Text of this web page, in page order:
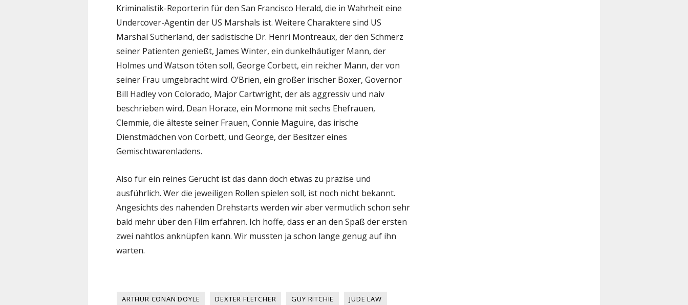
Kriminalistik-Reporterin für den San Francisco Herald, die in Wahrheit eine
Undercover-Agentin der US Marshals ist. Weitere Charaktere sind US
Marshal Sutherland, der sadistische Dr. Henri Montreaux, der den Schmerz
seiner Patienten genießt, James Winter, ein dunkelhäutiger Mann, der
Holmes und Watson töten soll, George Corbett, ein reicher Mann, der von
seiner Frau umgebracht wird. O’Brien, ein großer irischer Boxer, Governor
Bill Hadley von Colorado, Major Cartwright, der als aggressiv und naiv
beschrieben wird, Dean Horace, ein Mormone mit sechs Ehefrauen,
Clemmie, die älteste seiner Frauen, Connie Maguire, das irische
Dienstmädchen von Corbett, und George, der Besitzer eines
Gemischtwarenladens.
Also für ein reines Gerücht ist das dann doch etwas zu präzise und
ausführlich. Wer die jeweiligen Rollen spielen soll, ist noch nicht bekannt.
Angesichts des nahenden Drehstarts werden wir aber vermutlich schon sehr
bald mehr über den Film erfahren. Ich hoffe, dass er an den Spaß der ersten
zwei nahtlos anknüpfen kann. Wir mussten ja schon lange genug auf ihn
warten.
ARTHUR CONAN DOYLE DEXTER FLETCHER GUY RITCHIE
JUDE LAW